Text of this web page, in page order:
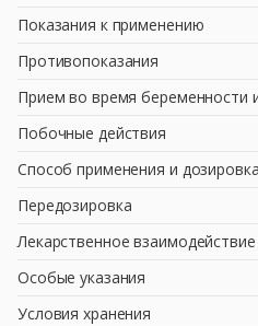
Показания к применению
Противопоказания
Прием во время беременности
Побочные действия
Способ применения и дозировка
Передозировка
Лекарственное взаимодействие
Особые указания
Условия хранения